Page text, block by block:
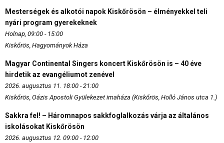
Mesterségek és alkotói napok Kiskőrösön – élményekkel teli
nyári program gyerekeknek
Holnap, 09:00 - 15:00
Kiskőrös, Hagyományok Háza
Magyar Continental Singers koncert Kiskőrösön is – 40 éve
hirdetik az evangéliumot zenével
2026. augusztus 11. 18:00 - 21:00
Kiskőrös, Oázis Apostoli Gyülekezet imaháza (Kiskőrös, Holló János utca 1.)
Sakkra fel! – Háromnapos sakkfoglalkozás várja az általános
iskolásokat Kiskőrösön
2026. augusztus 12. 09:00 - 12:00